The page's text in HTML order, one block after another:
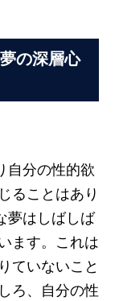
の深層心
自分の性的欲
ることはあり
夢はしばしば
ます。これは
ていないこと
ろ、自分の性